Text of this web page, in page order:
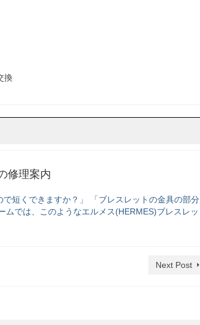
換
修理案内
で短くできますか？」 「ブレスレットの金具の部分
では、このようなエルメス(HERMES)ブレスレッ
Next Post